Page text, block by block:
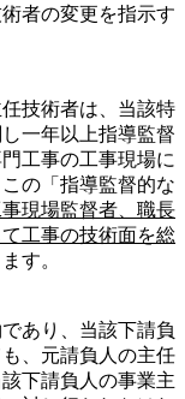
者の変更を指示す
技術者は、当該特
一年以上指導監督
工事の工事現場に
の「指導監督的な
現場監督者、職長
工事の技術面を総
す。
あり、当該下請負
、元請負人の主任
下請負人の事業主